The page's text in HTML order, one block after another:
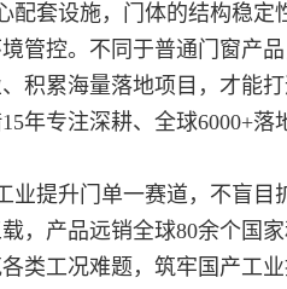
配套设施，门体的结构稳
管控。不同于普通门窗产
积累海量落地项目，才能
年专注深耕、全球6000+
业提升门单一赛道，不盲
，产品远销全球80余个国
类工况难题，筑牢国产工业